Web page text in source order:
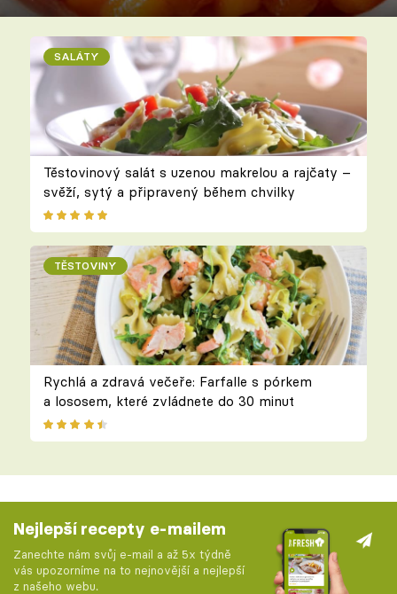
SALÁTY
Těstovinový salát s uzenou makrelou a rajčaty –
svěží, sytý a připravený během chvilky
TĚSTOVINY
Rychlá a zdravá večeře: Farfalle s pórkem
a lososem, které zvládnete do 30 minut
Nejlepší recepty e-mailem
Zanechte nám svůj e-mail a až 5x týdně
vás upozorníme na to nejnovější a nejlepší
z našeho webu.